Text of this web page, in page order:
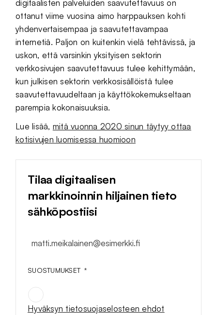
digitaalisten palveluiden saavutettavuus on
ottanut viime vuosina aimo harppauksen kohti
yhdenvertaisempaa ja saavutettavampaa
internetiä. Paljon on kuitenkin vielä tehtävissä, ja
uskon, että varsinkin yksityisen sektorin
verkkosivujen saavutettavuus tulee kehittymään,
kun julkisen sektorin verkkosisällöistä tulee
saavutettavuudeltaan ja käyttökokemukseltaan
parempia kokonaisuuksia.
Lue lisää, mitä vuonna 2020 sinun täytyy ottaa
kotisivujen luomisessa huomioon
Tilaa digitaalisen
markkinoinnin hiljainen tieto
sähköpostiisi
SUOSTUMUKSET *
Hyväksyn tietosuojaselosteen ehdot